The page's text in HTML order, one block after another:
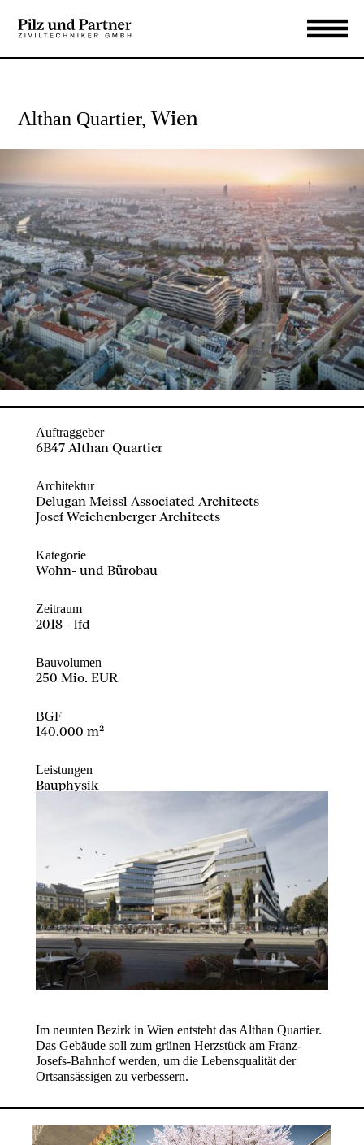
Althan Quartier,Wien
Auftraggeber
6B47 Althan Quartier
Architektur
Delugan Meissl Associated Architects
Josef Weichenberger Architects
Kategorie
Wohn- und Bürobau
Zeitraum
2018 - lfd
Bauvolumen
250 Mio. EUR
BGF
140.000 m²
Leistungen
Bauphysik
Im neunten Bezirk in Wien entsteht das Althan Quartier.
Das Gebäude soll zum grünen Herzstück am Franz-
Josefs-Bahnhof werden, um die Lebensqualität der
Ortsansässigen zu verbessern.